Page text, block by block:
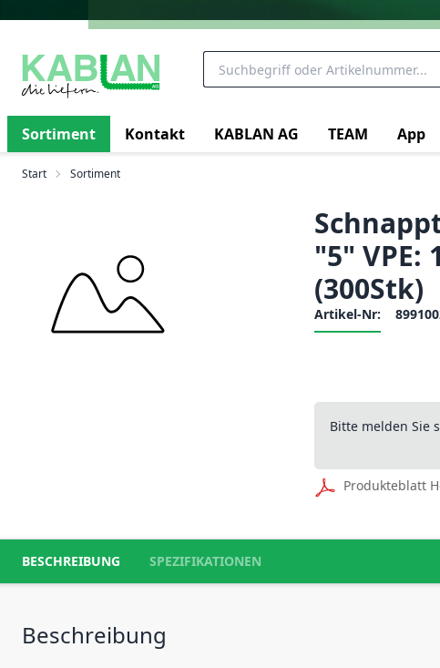
Sortiment Kontakt KABLAN AG TEAM App
Start Sortiment
"5" VPE:
(300Stk)
Artikel-Nr:
Bitte melden Sie
Produkteblatt
BESCHREIBUNG SPEZIFIKATIONEN
Beschreibung